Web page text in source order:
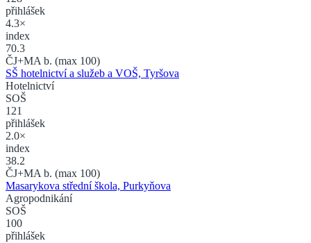
přihlášek
4.3×
index
70.3
ČJ+MA b. (max 100)
SŠ hotelnictví a služeb a VOŠ, Tyršova
Hotelnictví
SOŠ
121
přihlášek
2.0×
index
38.2
ČJ+MA b. (max 100)
Masarykova střední škola, Purkyňova
Agropodnikání
SOŠ
100
přihlášek